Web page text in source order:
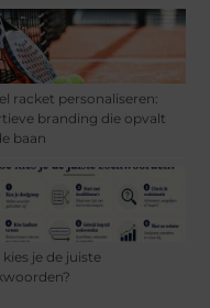
racket personaliseren:
branding die opvalt
baan
kies je de juiste